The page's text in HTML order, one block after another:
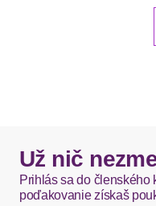
Už nič
Prihlás sa do
poďakovanie získaš